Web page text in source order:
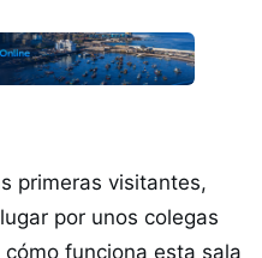
primeras visitantes,
por unos colegas
funciona esta sala